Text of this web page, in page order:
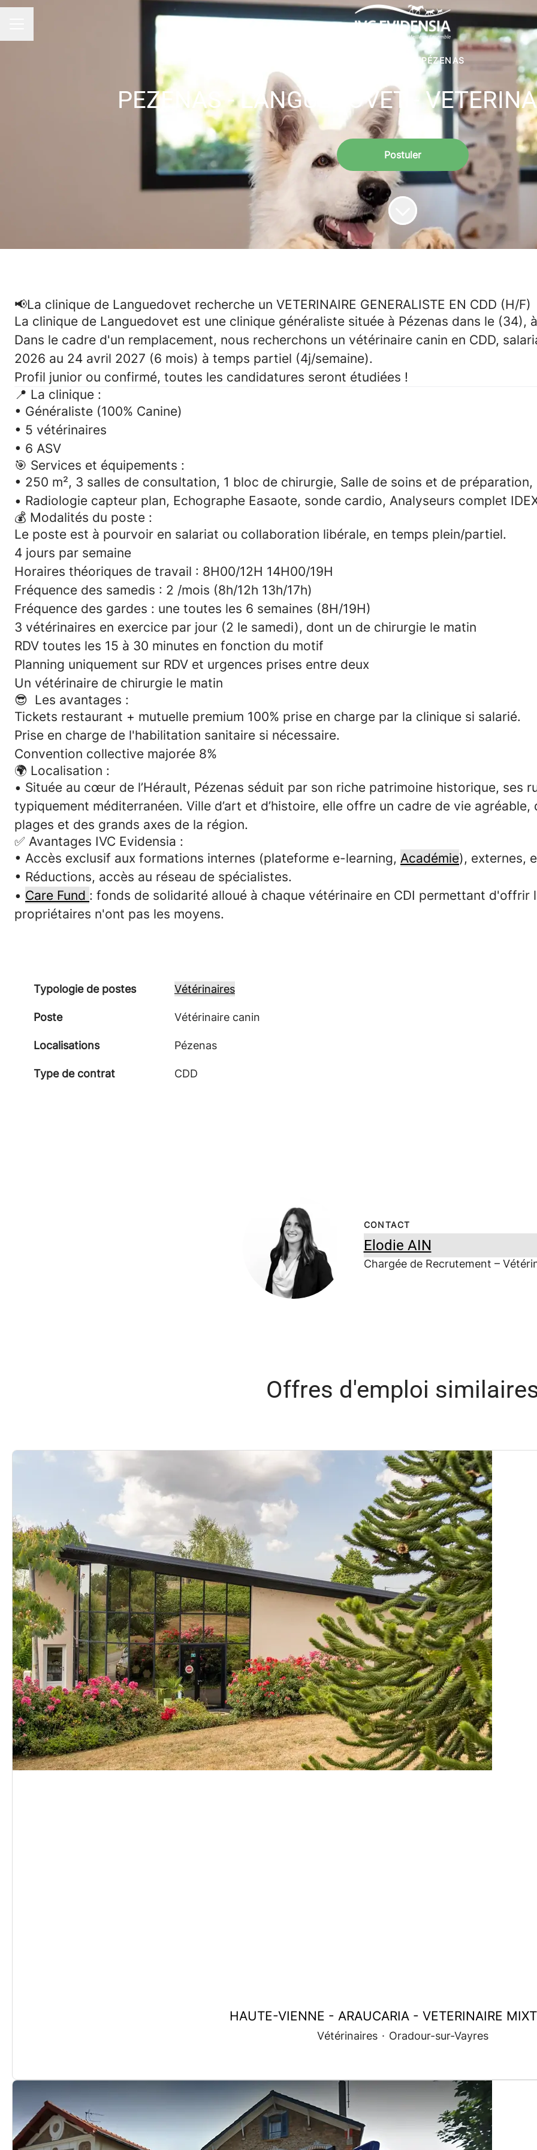
PÉZENAS
PEZENAS - LANGUEDOVET -
Postuler
📢La clinique de Languedovet recherche un VETERINAIRE GENERALISTE EN CDD (H/F)
La clinique de Languedovet est une clinique généraliste située à Pézenas dans le (34),
Dans le cadre d'un remplacement, nous recherchons un vétérinaire canin en CDD,
2026 au 24 avril 2027 (6 mois) à temps partiel (4j/semaine).
Profil junior ou confirmé, toutes les candidatures seront étudiées !
📍 La clinique :
• Généraliste (100% Canine)
• 5 vétérinaires
• 6 ASV
🎯 Services et équipements :
• 250 m², 3 salles de consultation, 1 bloc de chirurgie, Salle de soins et de
• Radiologie capteur plan, Echographe Easaote, sonde cardio, Analyseurs complet
💰 Modalités du poste :
Le poste est à pourvoir en salariat ou collaboration libérale, en temps plein/partiel.
4 jours par semaine
Horaires théoriques de travail : 8H00/12H 14H00/19H
Fréquence des samedis : 2 /mois (8h/12h 13h/17h)
Fréquence des gardes : une toutes les 6 semaines (8H/19H)
3 vétérinaires en exercice par jour (2 le samedi), dont un de chirurgie le matin
RDV toutes les 15 à 30 minutes en fonction du motif
Planning uniquement sur RDV et urgences prises entre deux
Un vétérinaire de chirurgie le matin
😎 Les avantages :
Tickets restaurant + mutuelle premium 100% prise en charge par la clinique si salarié.
Prise en charge de l'habilitation sanitaire si nécessaire.
Convention collective majorée 8%
🌍 Localisation :
• Située au cœur de l’Hérault, Pézenas séduit par son riche patrimoine historique, ses
typiquement méditerranéen. Ville d’art et d’histoire, elle offre un cadre de vie
plages et des grands axes de la région.
✅ Avantages IVC Evidensia :
• Accès exclusif aux formations internes (plateforme e-learning, Académie), externes,
• Réductions, accès au réseau de spécialistes.
• Care Fund : fonds de solidarité alloué à chaque vétérinaire en CDI permettant d'offrir
propriétaires n'ont pas les moyens.
Typologie de postes Vétérinaires
Poste Vétérinaire canin
Localisations Pézenas
Type de contrat CDD
CONTACT
Elodie AIN
Chargée de Recrutement –
Offres d'emploi
HAUTE-VIENNE - ARAUCARIA - VETERINAIRE
Vétérinaires · Oradour-sur-Vayres